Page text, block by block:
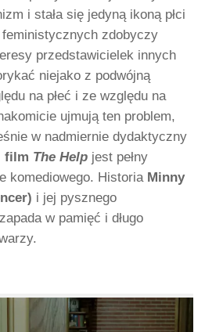
i stała się jedyną ikoną płci
zdobyczy
przedstawicielek innych
niejako z podwójną
na płeć i ze względu na
ujmują ten problem,
w nadmiernie dydaktyczny
film The Help jest pełny
komediowego. HistoriaMinny
i jej pysznego
w pamięć i długo